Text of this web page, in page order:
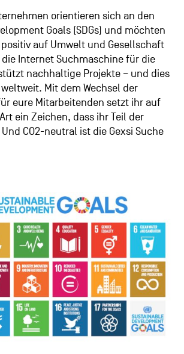
orientieren sich an den
Goals (SDGs) und möchten
auf Umwelt und Gesellschaft
die Internet Suchmaschine für die
nachhaltige Projekte – und dies
Mit dem Wechsel der
eure Mitarbeitenden setzt ihr auf
ein Zeichen, dass ihr Teil der
Und CO2-neutral ist die Gexsi Suche